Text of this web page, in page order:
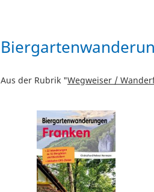
Aus der Rubrik "Wegweiser /